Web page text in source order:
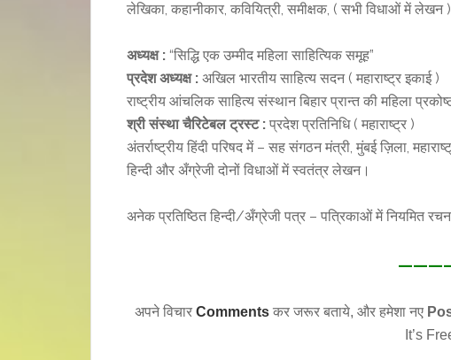
लेखिका, कहानीकार, कवियित्री, समीक्षक, ( सभी विधाओं में
अध्यक्ष : “सिद्धि एक उम्मीद महिला साहित्यिक समूह”
प्रदेश अध्यक्ष : अखिल भारतीय साहित्य सदन ( महाराष्ट्र इकाई )
राष्ट्रीय आंचलिक साहित्य संस्थान बिहार प्रान्त की महिला
श्री संस्था चैरिटेबल ट्रस्ट : प्रदेश प्रतिनिधि ( महाराष्ट्र )
अंतर्राष्ट्रीय हिंदी परिषद में – सह संगठन मंत्री, मुंबई ज़िला,
हिन्दी और अँग्रेजी दोनों विधाओं में स्वतंत्र लेखन।
अनेक प्रतिष्ठित हिन्दी/अँग्रेजी पत्र – पत्रिकाओं में नियमित
अपने विचार Commentsकर जरूर बताये, और हमेशा नए
It’s